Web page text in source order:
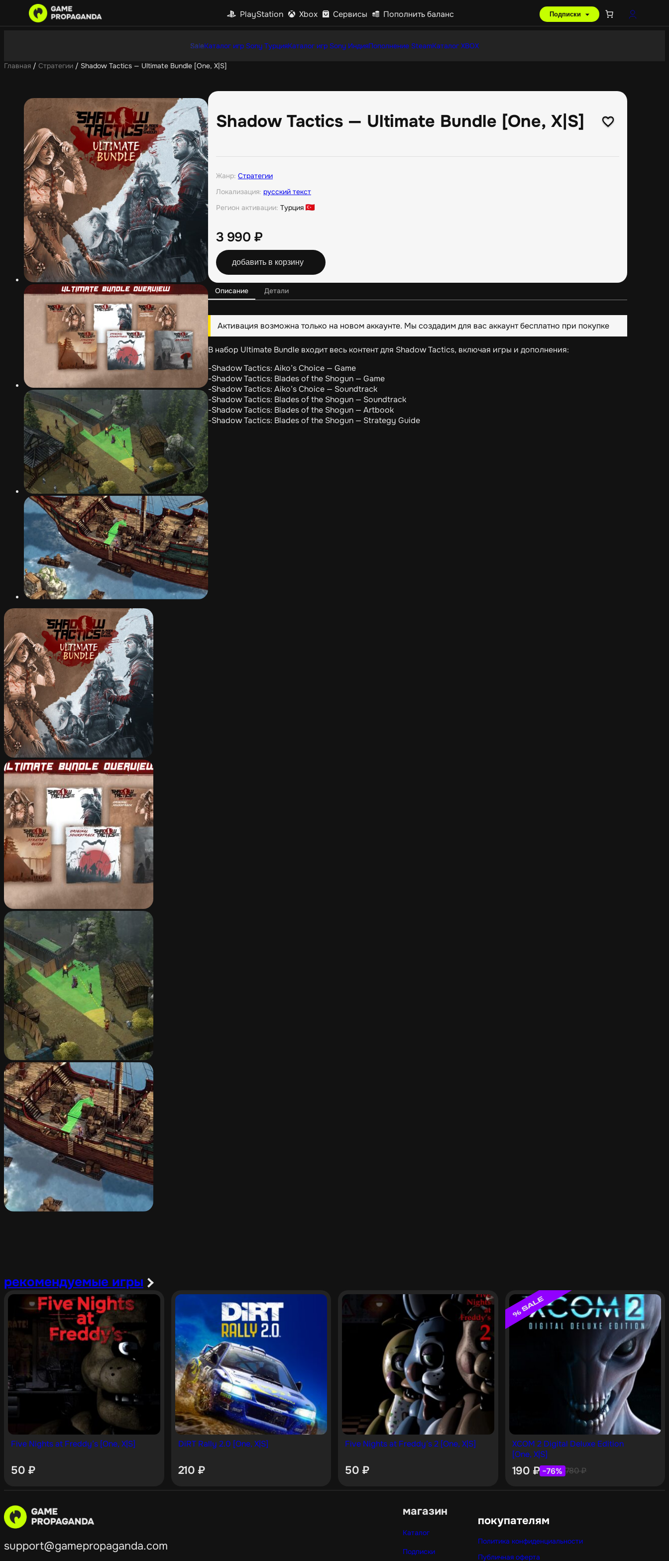
PlayStation Xbox Сервисы Пополнить баланс Подписки
SaleКаталог игр Sony ТурцияКаталог игр Sony ИндияПополнение SteamКаталог XBOX
Главная / Стратегии / Shadow Tactics — Ultimate Bundle [One, X|S]
Shadow Tactics — Ultimate Bundle [One, X|S]
Жанр: Стратегии
Локализация: русский текст
Регион активации: Турция
3 990 ₽
добавить в корзину
Описание Детали
Активация возможна только на новом аккаунте. Мы создадим для вас аккаунт бесплатно при покупке
В набор Ultimate Bundle входит весь контент для Shadow Tactics, включая игры и дополнения:
-Shadow Tactics: Aiko’s Choice — Game
-Shadow Tactics: Blades of the Shogun — Game
-Shadow Tactics: Aiko’s Choice — Soundtrack
-Shadow Tactics: Blades of the Shogun — Soundtrack
-Shadow Tactics: Blades of the Shogun — Artbook
-Shadow Tactics: Blades of the Shogun — Strategy Guide
рекомендуемые игры
Five Nights at Freddy’s [One, X|S]
50 ₽
DiRT Rally 2.0 [One, X|S]
210 ₽
Five Nights at Freddy’s 2 [One, X|S]
50 ₽
XCOM 2 Digital Deluxe Edition
[One, X|S]
190 ₽ −76% 780₽
support@gamepropaganda.com
магазин
Каталог
Подписки
покупателям
Политика конфиденциальности
Публичная оферта